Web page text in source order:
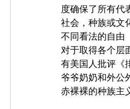
度确保了所有代
社会，种族或文
不同看法的自由
对于取得各个层
有美国人批评《
爷爷奶奶和外公
赤裸裸的种族主